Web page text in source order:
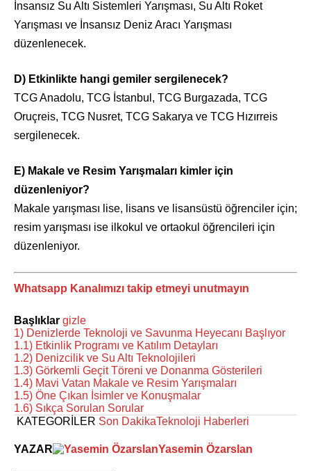
İnsansız Su Altı Sistemleri Yarışması, Su Altı Roket
Yarışması ve İnsansız Deniz Aracı Yarışması
düzenlenecek.
D) Etkinlikte hangi gemiler sergilenecek?
TCG Anadolu, TCG İstanbul, TCG Burgazada, TCG
Oruçreis, TCG Nusret, TCG Sakarya ve TCG Hızırreis
sergilenecek.
E) Makale ve Resim Yarışmaları kimler için
düzenleniyor?
Makale yarışması lise, lisans ve lisansüstü öğrenciler için;
resim yarışması ise ilkokul ve ortaokul öğrencileri için
düzenleniyor.
Whatsapp Kanalımızı takip etmeyi unutmayın
Başlıklar gizle
1) Denizlerde Teknoloji ve Savunma Heyecanı Başlıyor
1.1) Etkinlik Programı ve Katılım Detayları
1.2) Denizcilik ve Su Altı Teknolojileri
1.3) Görkemli Geçit Töreni ve Donanma Gösterileri
1.4) Mavi Vatan Makale ve Resim Yarışmaları
1.5) Öne Çıkan İsimler ve Konuşmalar
1.6) Sıkça Sorulan Sorular
KATEGORİLER Son DakikaTeknoloji Haberleri
YAZAR Yasemin Özarslan